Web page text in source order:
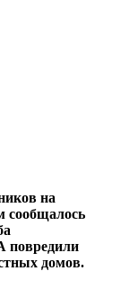
на
сообщалось
повредили
домов.